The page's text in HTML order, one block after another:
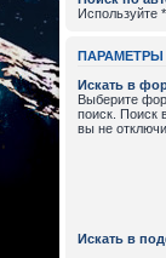
Используйте
Искать в
Выберите
поиск. Поиск
вы не
Искать в